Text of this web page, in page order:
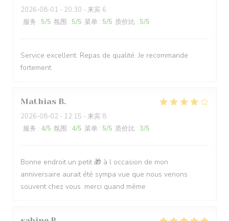
2026-08-01 - 20:30 - 来宾 6
服务 : 5/5 氛围 : 5/5 菜单 : 5/5 质价比 : 5/5
Service excellent. Repas de qualité. Je recommande
fortement
Mathias B
2026-08-02 - 12:15 - 来宾 8
服务 : 4/5 氛围 : 4/5 菜单 : 5/5 质价比 : 3/5
Bonne endroit un petit 🎁 à l occasion de mon
anniversaire aurait été sympa vue que nous venons
souvent chez vous .merci quand même